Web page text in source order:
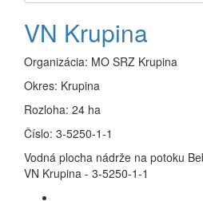
VN Krupina
Organizácia: MO SRZ Krupina
Okres: Krupina
Rozloha: 24 ha
Číslo: 3-5250-1-1
Vodná plocha nádrže na potoku
VN Krupina - 3-5250-1-1